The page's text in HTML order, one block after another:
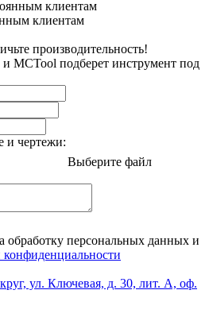
клиентам
производительность!
MCTool подберет инструмент под
и чертежи:
Выберите файл
обработку персональных данных и
ул. Ключевая, д. 30, лит. А, оф.